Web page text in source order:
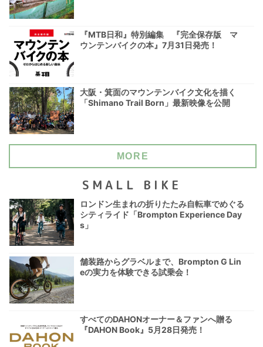
『MTB日和』特別編集 『完全保存版 マ
ウンテンバイクの本』7月31日発売！
大阪・箕面のマウンテンバイク文化を描く
「Shimano Trail Born」最新映像を公開
MORE
SMALL BIKE
ロンドン生まれの折りたたみ自転車でめぐる
シティライド「Brompton Experience Day
s」
舗装路からグラベルまで、Brompton G Lin
eの実力を体験できる試乗会！
すべてのDAHONオーナー＆ファンへ贈る
『DAHON Book』5月28日発売！